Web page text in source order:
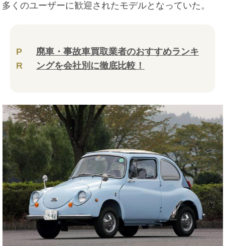
多くのユーザーに歓迎されたモデルとなっていた。
P
R
廃車・事故車買取業者のおすすめランキ
ングを会社別に徹底比較！